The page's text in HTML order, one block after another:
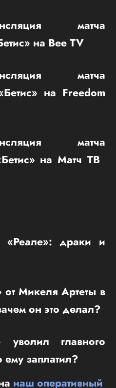
матча
на Bee TV
матча
на Freedom
матча
на Матч ТВ
«Реале»: драки и
от Микеля Артеты в
он это делал?
уволил главного
ему заплатил?
наш оперативный